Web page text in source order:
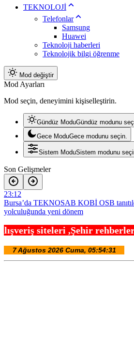
TEKNOLOJİ
Telefonlar
Samsung
Huawei
Teknoloji haberleri
Teknolojik bilgi öğrenme
Mod değiştir
Mod Ayarları
Mod seçin, deneyimini kişiselleştirin.
Gündüz ModuGündüz modunu
Gece ModuGece modunu seçin.
Sistem ModuSistem modunu
Son Gelişmeler
23:12
Bursa’da TEKNOSAB KOBİ OSB
yolculuğunda yeni dönem
Kocaeli Darıca’ya Büyükşehir’den modern
21:24
MGK’dan 8 maddelik bildiri… Terörsüz
ve Gazze mesajı
,Şehir rehberleri ,